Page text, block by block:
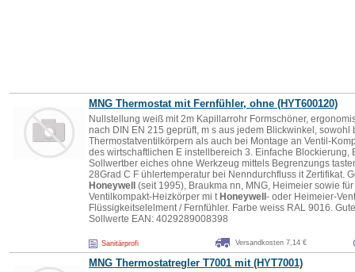
MNG Thermostat mit Fernfühler, ohne (HYT600120)
Nullstellung weiß mit 2m Kapillarrohr Formschöner,
nach DIN EN 215 geprüft, m s aus jedem Blickwinkel, sowohl
Thermostatventilkörpern als auch bei Montage an Ventil-
des wirtschaftlichen E instellbereich 3. Einfache
Sollwertber eiches ohne Werkzeug mittels Begrenzungs
28Grad C F ühlertemperatur bei Nenndurchfluss it Zertifikat.
Honeywell
(seit 1995), Braukma nn, MNG, Heimeier sowie
Ventilkompakt-Heizkörper mi t Honeywell - oder Heimeier-
Flüssigkeitselelment / Fernfühler. Farbe weiss RAL 9016.
Sollwerte EAN: 4029289008398
Sanitärprofi Versandkosten 7,14 €
MNG Thermostatregler T7001 mit (HYT7001)